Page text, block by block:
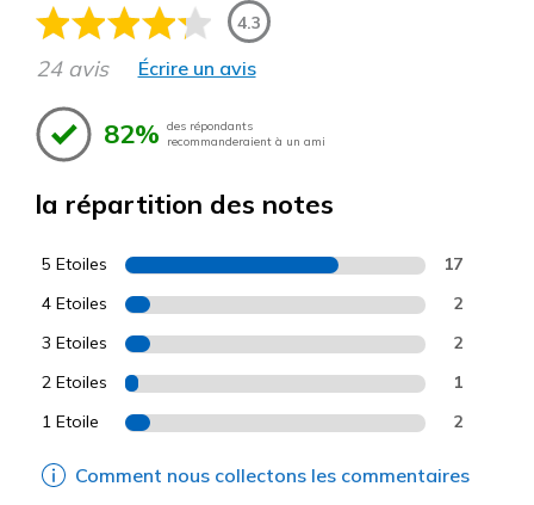
4.3
24 avis Écrire un avis
82% des répondants
recommanderaient à un ami
la répartition des notes
5 Etoiles 17
4 Etoiles 2
3 Etoiles 2
2 Etoiles 1
1 Etoile 2
Comment nous collectons les commentaires